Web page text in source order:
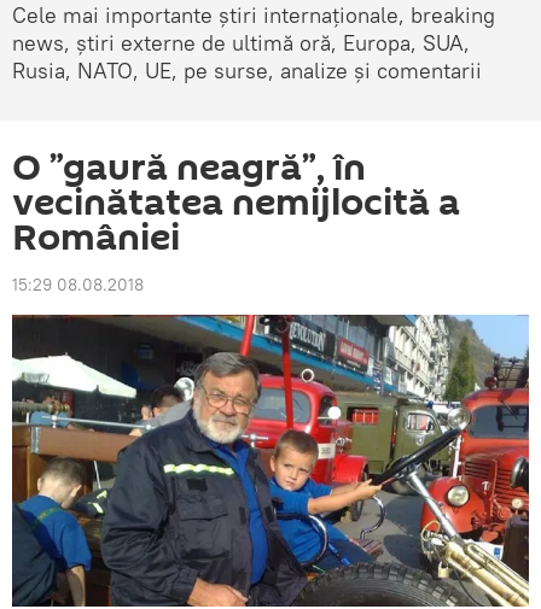
Cele mai importante știri internaționale, breaking
news, știri externe de ultimă oră, Europa, SUA,
Rusia, NATO, UE, pe surse, analize și comentarii
O ”gaură neagră”, în
vecinătatea nemijlocită a
României
15:29 08.08.2018